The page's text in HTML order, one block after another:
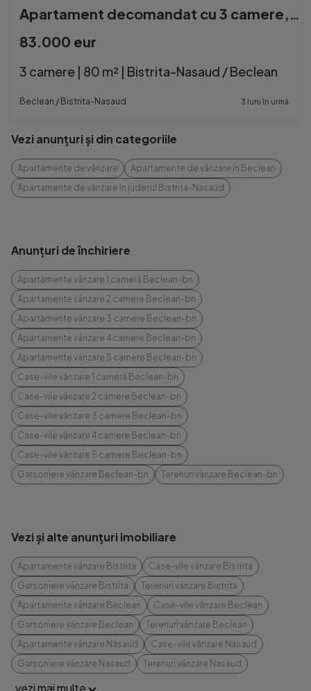
Apartament decomandat cu 3 camere, 2 balcoane, boxa, uscator
83.000 eur
3 camere | 80 m² | Bistrita-Nasaud / Beclean
Beclean / Bistrita-Nasaud 3 luni în urmă
Vezi anunțuri și din categoriile
Apartamente de vânzare
Apartamente de vânzare în Beclean
Apartamente de vânzare în județul Bistrita-Nasaud
Anunțuri de închiriere
Apartamente vânzare 1 cameră Beclean-bn
Apartamente vânzare 2 camere Beclean-bn
Apartamente vânzare 3 camere Beclean-bn
Apartamente vânzare 4 camere Beclean-bn
Apartamente vânzare 5 camere Beclean-bn
Case-vile vânzare 1 cameră Beclean-bn
Case-vile vânzare 2 camere Beclean-bn
Case-vile vânzare 3 camere Beclean-bn
Case-vile vânzare 4 camere Beclean-bn
Case-vile vânzare 5 camere Beclean-bn
Garsoniere vânzare Beclean-bn
Terenuri vânzare Beclean-bn
Vezi și alte anunțuri imobiliare
Apartamente vânzare Bistrita
Case-vile vânzare Bistrita
Garsoniere vânzare Bistrita
Terenuri vânzare Bistrita
Apartamente vânzare Beclean
Case-vile vânzare Beclean
Garsoniere vânzare Beclean
Terenuri vânzare Beclean
Apartamente vânzare Nasaud
Case-vile vânzare Nasaud
Garsoniere vânzare Nasaud
Terenuri vânzare Nasaud
vezi mai multe